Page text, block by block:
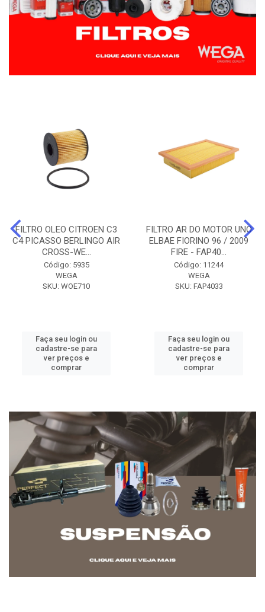
FILTRO OLEO CITROEN C3
C4 PICASSO BERLINGO AIR
CROSS-WE...
Código: 5935
WEGA
SKU: WOE710
Faça seu login ou
cadastre-se para
ver preços e
comprar
FILTRO AR DO MOTOR UNO
ELBAE FIORINO 96 / 2009
FIRE - FAP40...
Código: 11244
WEGA
SKU: FAP4033
Faça seu login ou
cadastre-se para
ver preços e
comprar